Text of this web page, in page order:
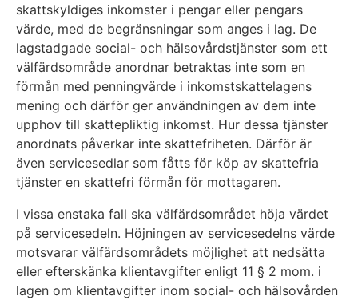
skattskyldiges inkomster i pengar eller pengars
värde, med de begränsningar som anges i lag. De
lagstadgade social- och hälsovårdstjänster som ett
välfärdsområde anordnar betraktas inte som en
förmån med penningvärde i inkomstskattelagens
mening och därför ger användningen av dem inte
upphov till skattepliktig inkomst. Hur dessa tjänster
anordnats påverkar inte skattefriheten. Därför är
även servicesedlar som fåtts för köp av skattefria
tjänster en skattefri förmån för mottagaren.
I vissa enstaka fall ska välfärdsområdet höja värdet
på servicesedeln. Höjningen av servicesedelns värde
motsvarar välfärdsområdets möjlighet att nedsätta
eller efterskänka klientavgifter enligt 11 § 2 mom. i
lagen om klientavgifter inom social- och hälsovården